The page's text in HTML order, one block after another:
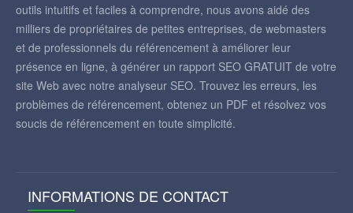
outils intuitifs et faciles à comprendre, nous avons aidé des
milliers de propriétaires de petites entreprises, de webmasters
et de professionnels du référencement à améliorer leur
présence en ligne, à générer un rapport SEO GRATUIT de votre
site Web avec notre analyseur SEO. Trouvez les erreurs, les
problèmes de référencement, obtenez un PDF et résolvez vos
soucis de référencement en toute simplicité.
INFORMATIONS DE CONTACT